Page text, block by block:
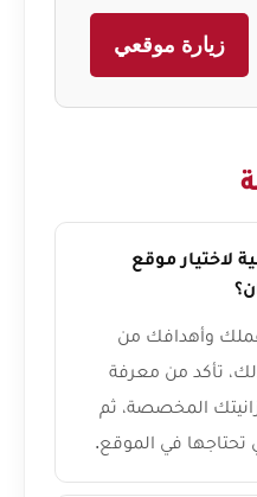
زيارة موقعي
لاختيار موقع
عملك وأهدافك من
تأكد من معرفة
المخصصة، ثم
تحتاجها في الموقع.